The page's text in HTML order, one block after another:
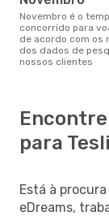
novembro é o tempo menos
concorrido para
de acordo com os
dos dados de
nossos clientes
para
Está à
eDreams,